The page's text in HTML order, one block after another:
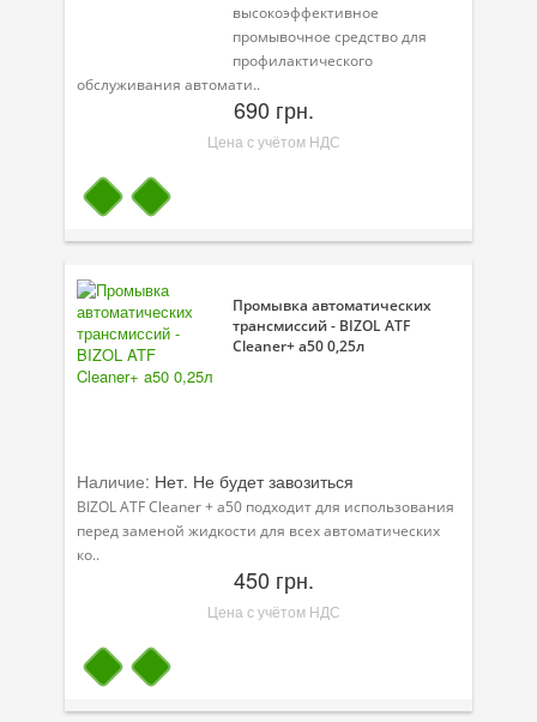
высокоэффективное
промывочное средство для
профилактического
обслуживания автомати..
690 грн.
Цена с учётом НДС
Промывка автоматических
трансмиссий - BIZOL ATF
Cleaner+ a50 0,25л
Наличие: Нет. Не будет завозиться
BIZOL ATF Cleaner + a50 подходит для использования
перед заменой жидкости для всех автоматических
ко..
450 грн.
Цена с учётом НДС